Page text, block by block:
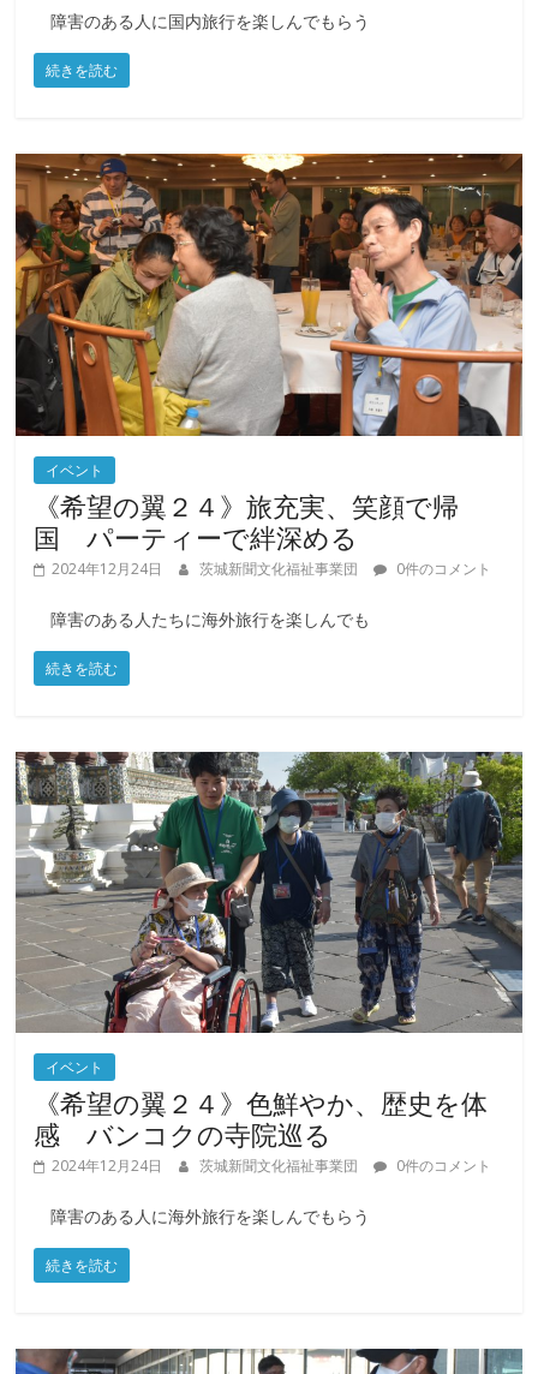
障害のある人に国内旅行を楽しんでもらう
続きを読む
イベント
《希望の翼２４》旅充実、笑顔で帰
国 パーティーで絆深める
2024年12月24日 茨城新聞文化福祉事業団 0件のコメント
障害のある人たちに海外旅行を楽しんでも
続きを読む
イベント
《希望の翼２４》色鮮やか、歴史を体
感 バンコクの寺院巡る
2024年12月24日 茨城新聞文化福祉事業団 0件のコメント
障害のある人に海外旅行を楽しんでもらう
続きを読む